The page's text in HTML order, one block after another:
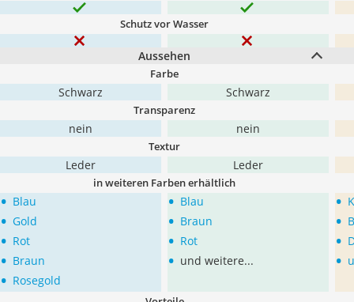
Schutz vor Wasser
Aussehen
Farbe
Schwarz Schwarz
Transparenz
nein nein
Textur
Leder Leder
in weiteren Farben erhältlich
• Blau
• Gold
• Rot
• Braun
• Rosegold
• Blau
• Braun
• Rot
• und weitere...
•
•
•
•